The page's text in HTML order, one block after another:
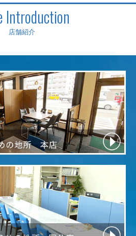
Introduction
店舗紹介